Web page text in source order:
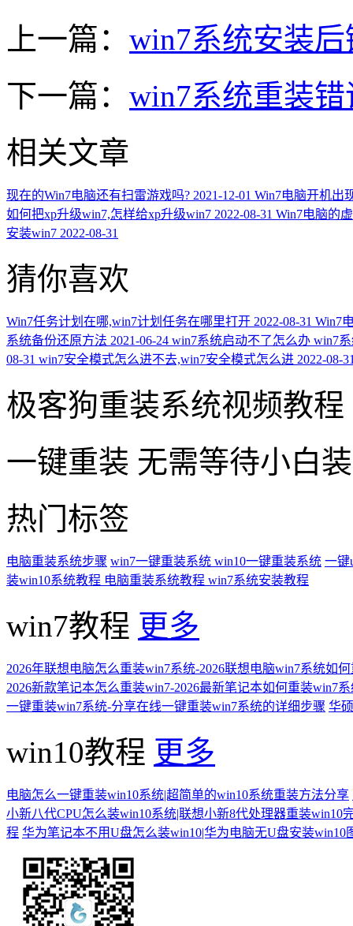
上一篇： win7系统安装
下一篇： win7系统重装错
相关文章
现在的Win7电脑还有扫雷游戏吗? 2021-12-01 Win7电脑开机出
如何把xp升级win7,怎样给xp升级win7 2022-08-31 Win7电脑的
安装win7 2022-08-31
猜你喜欢
Win7任务计划在哪,win7计划任务在哪里打开 2022-08-31 Win7
系统备份还原方法 2021-06-24 win7系统启动不了怎么办 win7
08-31 win7安全模式怎么进不去,win7安全模式怎么进 2022-08-
极客狗重装系统视频教程
一键重装 无需等待小白
热门标签
电脑重装系统步骤 win7一键重装系统 win10一键重装系统 一键
装win10系统教程 电脑重装系统教程 win7系统安装教程
win7教程 更多
2026年联想电脑怎么重装win7系统-2026联想电脑win7系统如
2026新款笔记本怎么重装win7-2026最新笔记本如何重装win7
一键重装win7系统-分享在线一键重装win7系统的详细步骤 华
win10教程 更多
电脑怎么一键重装win10系统|超简单的win10系统重装方法分享
小新八代CPU怎么装win10系统|联想小新8代处理器重装win10
程 华为笔记本不用U盘怎么装win10|华为电脑无U盘安装win10